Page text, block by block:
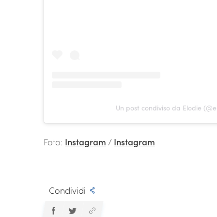
Un post condiviso da Elodie
Foto: Instagram / Instagram
Condividi